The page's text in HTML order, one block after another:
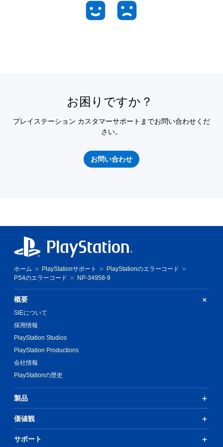
お困りですか？
プレイステーション カスタマーサポートまでお問い合わせくだ
さい。
お問い合わせ
ホーム PlayStationサポート
PlayStationのエラーコード
PS4のエラーコード
NP-34958-9
概要
SIEについて
採用情報
PlayStation Studios
PlayStation Productions
会社情報
PlayStationの歴史
製品
価値観
サポート